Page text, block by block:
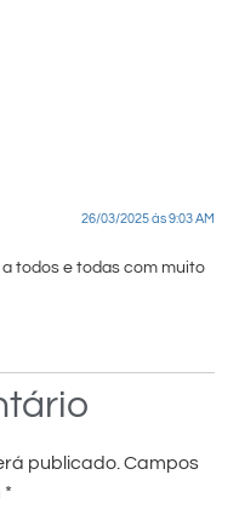
26/03/2025 às 9:03 AM
todos e todas com muito
publicado.Campos
*